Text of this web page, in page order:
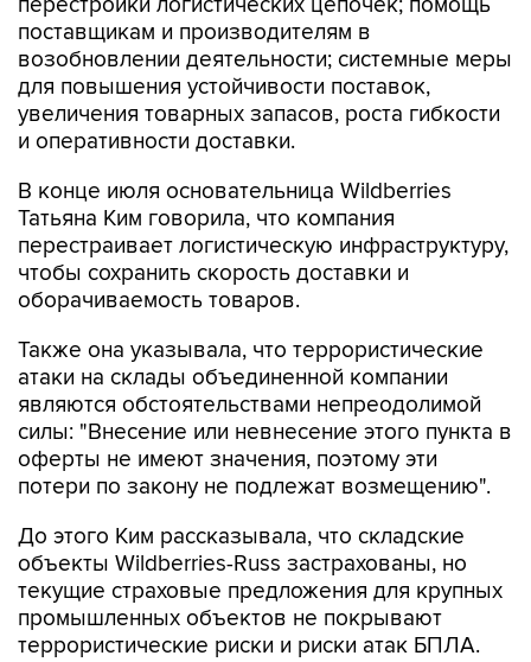
перестройки логистических цепочек; помощь
поставщикам и производителям в
возобновлении деятельности; системные меры
для повышения устойчивости поставок,
увеличения товарных запасов, роста гибкости
и оперативности доставки.
В конце июля основательница Wildberries
Татьяна Ким говорила, что компания
перестраивает логистическую инфраструктуру,
чтобы сохранить скорость доставки и
оборачиваемость товаров.
Также она указывала, что террористические
атаки на склады объединенной компании
являются обстоятельствами непреодолимой
силы: "Внесение или невнесение этого пункта в
оферты не имеют значения, поэтому эти
потери по закону не подлежат возмещению".
До этого Ким рассказывала, что складские
объекты Wildberries-Russ застрахованы, но
текущие страховые предложения для крупных
промышленных объектов не покрывают
террористические риски и риски атак БПЛА.